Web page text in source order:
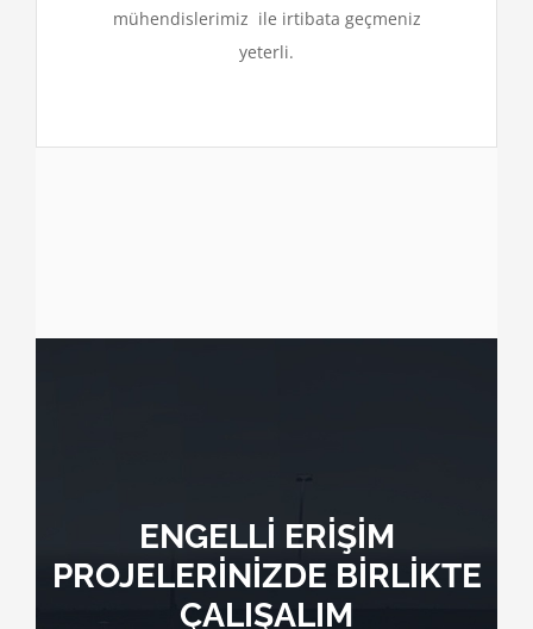
mühendislerimiz ile irtibata geçmeniz
yeterli.
ENGELLİ ERİŞİM
PROJELERİNİZDE BİRLİKTE
ÇALIŞALIM